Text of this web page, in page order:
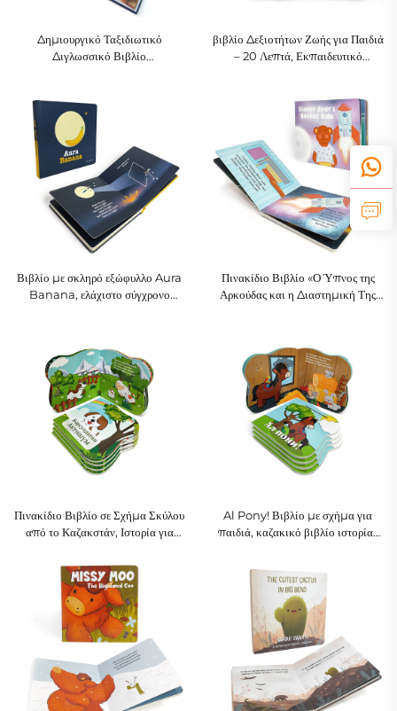
Δημιουργικό Ταξιδιωτικό
Διγλωσσικό Βιβλίο
βιβλίο Δεξιοτήτων Ζωής για Παιδιά
– 20 Λεπτά, Εκπαιδευτικό
Βιβλίο με σκληρό εξώφυλλο Aura
Banana, ελάχιστο σύγχρονο
Πινακίδιο Βιβλίο «Ο Ύπνος της
Αρκούδας και η Διαστημική Της
Πινακίδιο Βιβλίο σε Σχήμα Σκύλου
από το Καζακστάν, Ιστορία για
Al Pony! Βιβλίο με σχήμα για
παιδιά, καζακικό βιβλίο ιστορίας